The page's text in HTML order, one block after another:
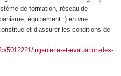
de formation, réseau de
équipement..) en vue
et d’assurer les conditions de
5012221/ingenierie-et-evaluation-des-